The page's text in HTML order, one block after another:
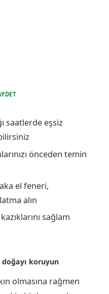
saatlerde eşsiz
önceden temin
el feneri,
alın
sağlam
koruyun
olmasına rağmen